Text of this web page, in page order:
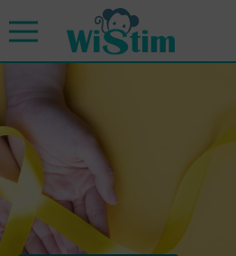
Panneau de gestion des cookies